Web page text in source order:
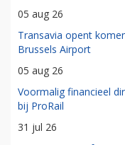
05 aug 26
Transavia opent
Brussels Airport
05 aug 26
Voormalig financieel
bij ProRail
31 jul 26